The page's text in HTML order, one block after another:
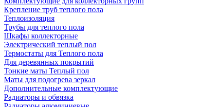
Крепление труб теплого пола
Теплоизоляция
Трубы для теплого пола
Шкафы коллекторные
Электрический теплый пол
Термостаты для Теплого пола
Для деревянных покрытий
Тонкие маты Теплый пол
Маты для подогрева зеркал
Дополнительные комплектующие
Радиаторы и обвязка